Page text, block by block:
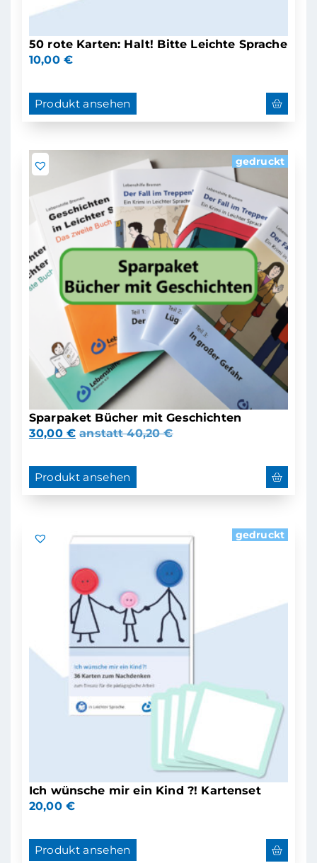
50 rote Karten: Halt! Bitte Leichte Sprache
10,00 €
Produkt ansehen
gedruckt
Sparpaket Bücher mit Geschichten
30,00 € anstatt40,20€
Produkt ansehen
gedruckt
Ich wünsche mir ein Kind ?! Kartenset
20,00 €
Produkt ansehen